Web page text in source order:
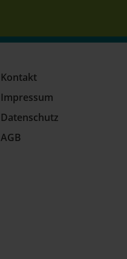
Kontakt
Impressum
Datenschutz
AGB